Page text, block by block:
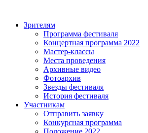
Зрителям
Программа фестиваля
Концертная программа 2022
Мастер-классы
Места проведения
Архивные видео
Фотоархив
Звезды фестиваля
История фестиваля
Участникам
Отправить заявку
Конкурсная программа
Положение 2022